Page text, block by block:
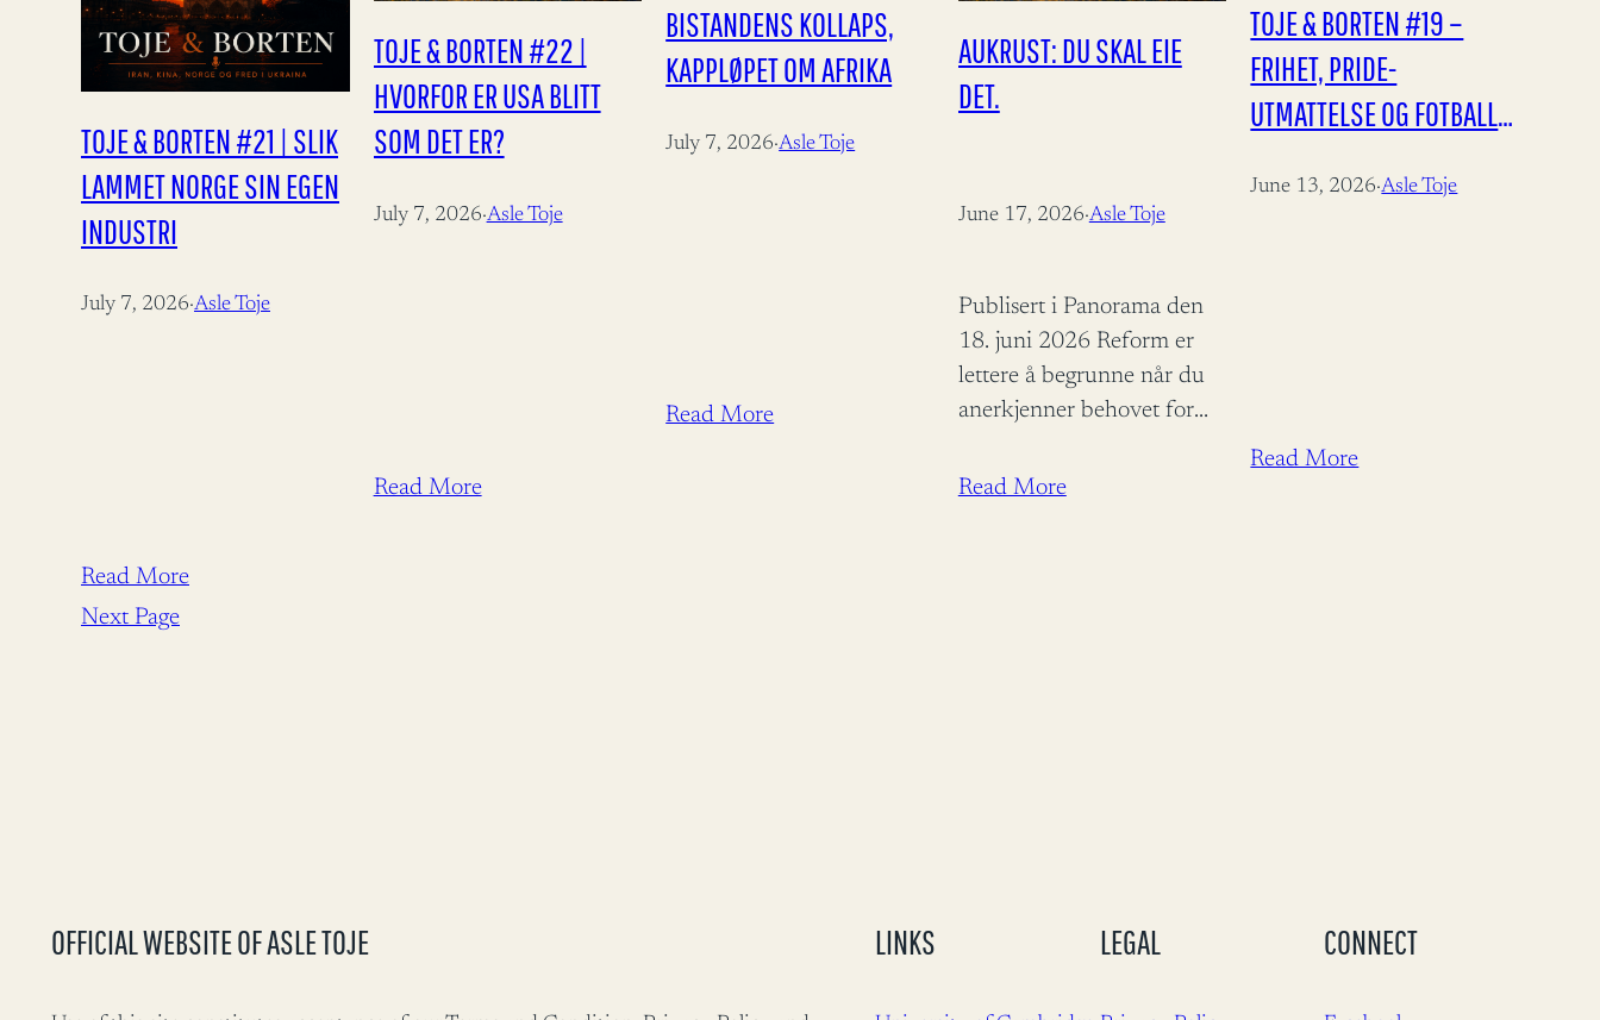
TOJE & BORTEN #21 | SLIK
LAMMET NORGE SIN EGEN
INDUSTRI
July 7, 2026·Asle Toje
Read More
TOJE & BORTEN #22 |
HVORFOR ER USA BLITT
SOM DET ER?
July 7, 2026·Asle Toje
Read More
BISTANDENS KOLLAPS,
KAPPLØPET OM AFRIKA
July 7, 2026·Asle Toje
Read More
AUKRUST: DU SKAL EIE
DET.
June 17, 2026·Asle Toje
Publisert i Panorama den
18. juni 2026 Reform er
lettere å begrunne når du
anerkjenner behovet for
Utviklingsminister
Read More
TOJE & BORTEN #19 –
FRIHET, PRIDE-
UTMATTELSE OG FOTBALL-
June 13, 2026·Asle Toje
Read More
Next Page
OFFICIAL WEBSITE OF ASLE TOJE LINKS LEGAL CONNECT